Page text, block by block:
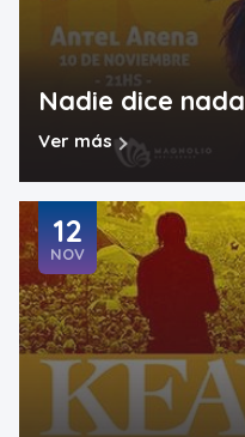
Nadie dice nada
Ver más
12
NOV